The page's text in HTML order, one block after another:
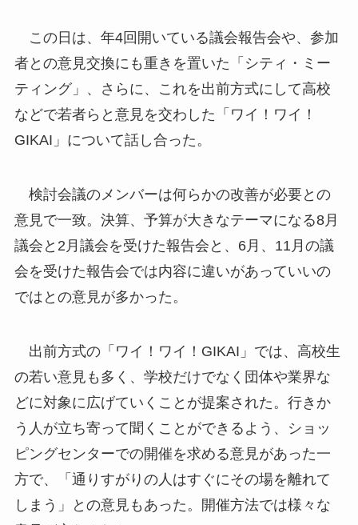
この日は、年4回開いている議会報告会や、参加
者との意見交換にも重きを置いた「シティ・ミー
ティング」、さらに、これを出前方式にして高校
などで若者らと意見を交わした「ワイ！ワイ！
GIKAI」について話し合った。
検討会議のメンバーは何らかの改善が必要との
意見で一致。決算、予算が大きなテーマになる8月
議会と2月議会を受けた報告会と、6月、11月の議
会を受けた報告会では内容に違いがあっていいの
ではとの意見が多かった。
出前方式の「ワイ！ワイ！GIKAI」では、高校生
の若い意見も多く、学校だけでなく団体や業界な
どに対象に広げていくことが提案された。行きか
う人が立ち寄って聞くことができるよう、ショッ
ピングセンターでの開催を求める意見があった一
方で、「通りすがりの人はすぐにその場を離れて
しまう」との意見もあった。開催方法では様々な